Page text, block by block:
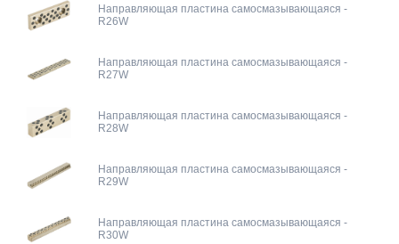
Направляющая пластина самосмазывающаяся -
R26W
Направляющая пластина самосмазывающаяся -
R27W
Направляющая пластина самосмазывающаяся -
R28W
Направляющая пластина самосмазывающаяся -
R29W
Направляющая пластина самосмазывающаяся -
R30W